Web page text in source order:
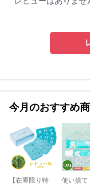
今月のおすすめ
【在庫限り特
使い捨て